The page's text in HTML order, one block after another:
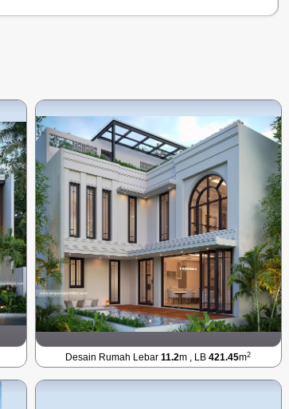
Desain Rumah Lebar11.2m , LB421.45m2